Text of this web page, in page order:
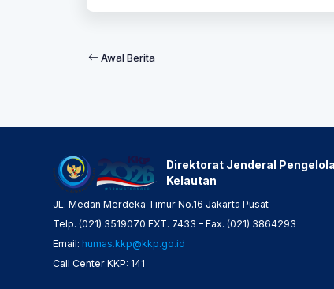
Awal Berita
Direktorat Jenderal
Kelautan
JL. Medan Merdeka Timur No.16 Jakarta Pusat
Telp. (021) 3519070 EXT. 7433 – Fax. (021) 3864293
Email: humas.kkp@kkp.go.id
Call Center KKP: 141